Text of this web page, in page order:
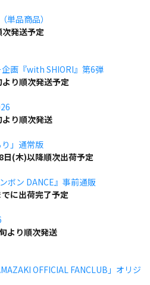
単品商品）
発送予定
画『with SHIORI』第6弾
り順次発送予定
り順次発送
」通常版
日(木)以降順次出荷予定
ボン DANCE』事前通販
に出荷完了予定
より順次発送
OFFICIAL FANCLUB」オリジ